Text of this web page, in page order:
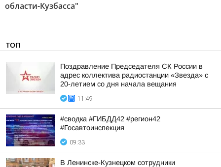
области-Кузбасса"
ТОП
Поздравление Председателя СК России в
адрес коллектива радиостанции «Звезда» с
20-летием со дня начала вещания
11:49
#сводка #ГИБДД42 #регион42
#Госавтоинспекция
09:33
В Ленинске-Кузнецком сотрудники